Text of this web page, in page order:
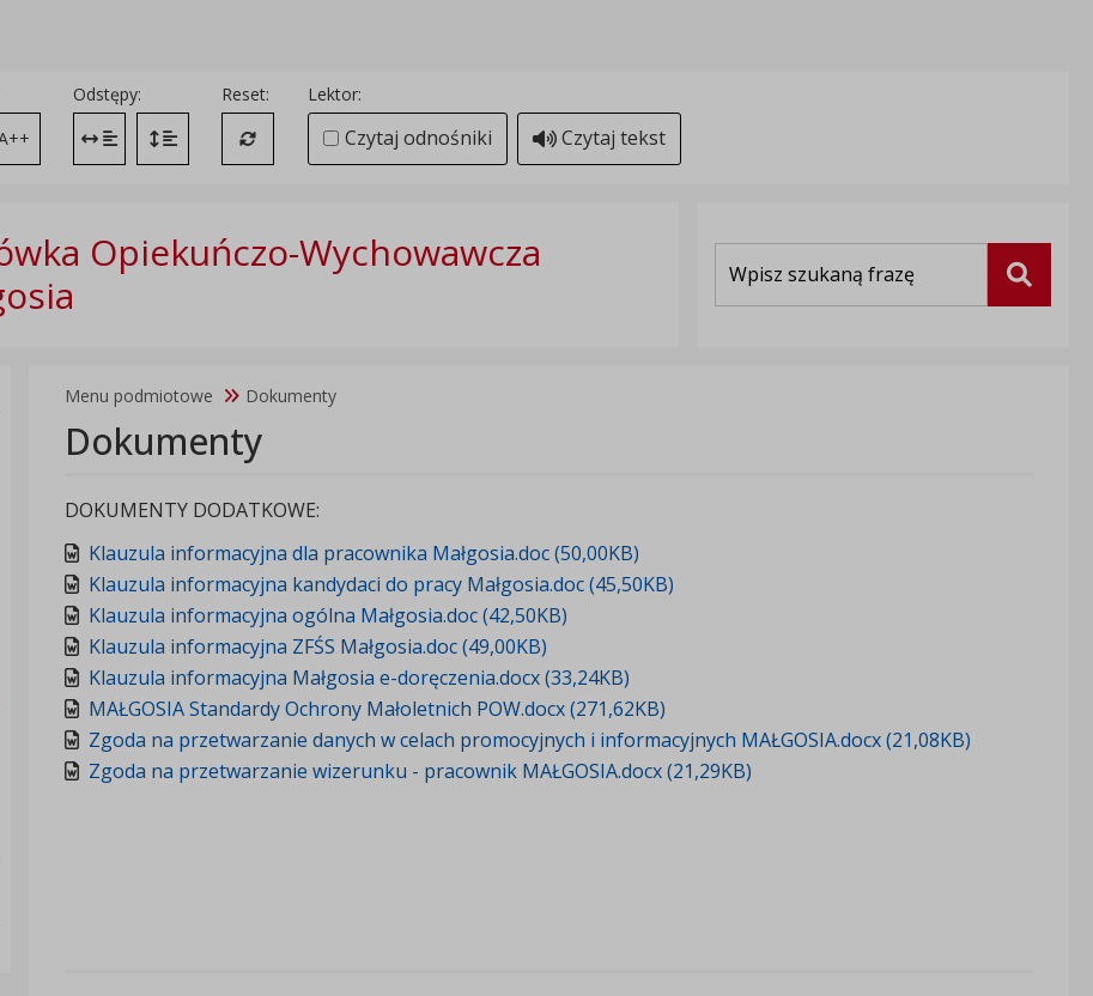
Odstępy:
Zmień odstęp między literami
Zmień interlinię i margines między paragrafami
Reset:
Przywróć ustawienia domyślne
Lektor:
Czytaj odnośniki Czytaj tekst
Opiekuńczo-Wychowawcza
Szukaj
Menu podmiotowe Dokumenty
Dokumenty
DOKUMENTY DODATKOWE:
Klauzula informacyjna dla pracownika Małgosia.doc (50,00KB)
Klauzula informacyjna kandydaci do pracy Małgosia.doc (45,50KB)
Klauzula informacyjna ogólna Małgosia.doc (42,50KB)
Klauzula informacyjna ZFŚS Małgosia.doc (49,00KB)
Klauzula informacyjna Małgosia e-doręczenia.docx (33,24KB)
MAŁGOSIA Standardy Ochrony Małoletnich POW.docx (271,62KB)
Zgoda na przetwarzanie danych w celach promocyjnych i informacyjnych MAŁGOSIA.docx (21,08KB)
Zgoda na przetwarzanie wizerunku - pracownik MAŁGOSIA.docx (21,29KB)